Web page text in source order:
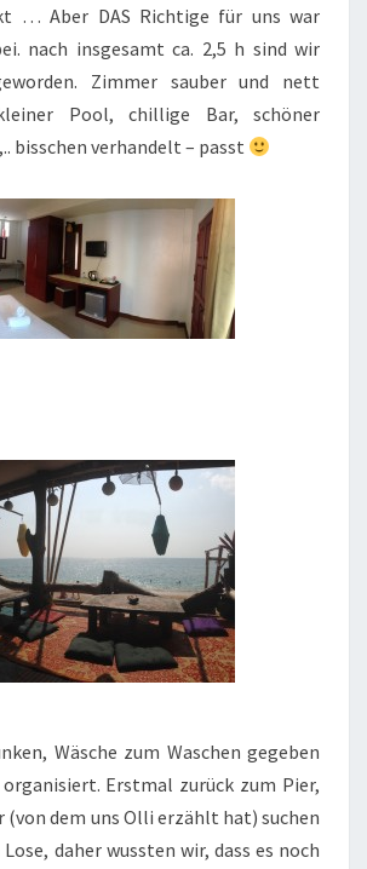
… Aber DAS Richtige für uns war
nach insgesamt ca. 2,5 h sind wir
Zimmer sauber und nett
Pool, chillige Bar, schöner
bisschen verhandelt – passt
Wäsche zum Waschen gegeben
Erstmal zurück zum Pier,
(von dem uns Olli erzählt hat) suchen
daher wussten wir, dass es noch